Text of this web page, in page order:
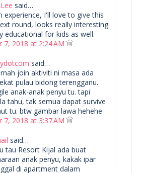
said…
experience, I'll love to give this
round, looks really interesting
educational for kids as well.
7, 2018 at 2:24 AM
said…
join aktiviti ni masa ada
pulau bidong terengganu.
anak-anak penyu tu. tapi
tahu, tak semua dapat survive
tu. btw gambar lawa hehehe
7, 2018 at 3:37 AM
said…
tau Resort Kijal ada buat
anak penyu, kakak ipar
di apartment dalam